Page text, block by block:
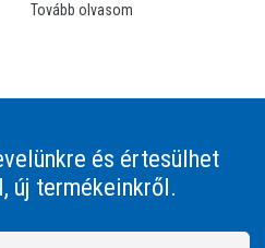
Tovább olvasom
és értesülhet
új termékeinkről.